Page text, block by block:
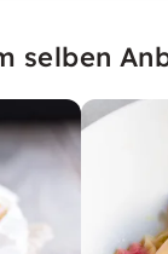
selben